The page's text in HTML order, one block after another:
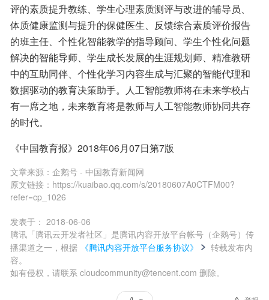
评的素质提升教练、学生心理素质测评与改进的辅导员、
体质健康监测与提升的保健医生、反馈综合素质评价报告
的班主任、个性化智能教学的指导顾问、学生个性化问题
解决的智能导师、学生成长发展的生涯规划师、精准教研
中的互助同伴、个性化学习内容生成与汇聚的智能代理和
数据驱动的教育决策助手。人工智能教师将在未来学校占
有一席之地，未来教育将是教师与人工智能教师协同共存
的时代。
《中国教育报》2018年06月07日第7版
文章来源： 企鹅号 - 中国教育新闻网
原文链接： https://kuaibao.qq.com/s/20180607A0CTFM00?
refer=cp_1026
发表于： 2018-06-06
腾讯「腾讯云开发者社区」是腾讯内容开放平台帐号（企鹅号）传
播渠道之一，根据
《腾讯内容开放平台服务协议》
转载发布内
容。
如有侵权，请联系 cloudcommunity@tencent.com 删除。